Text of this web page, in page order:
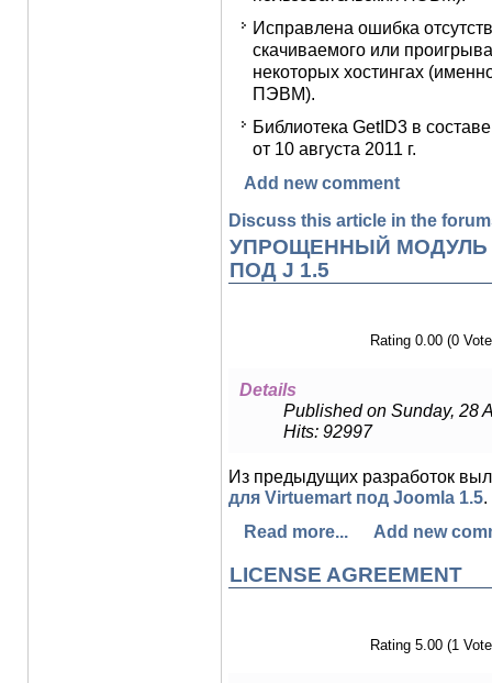
Исправлена ошибка
скачиваемого или
некоторых хостингах
ПЭВМ).
Библиотека GetID3 в
от 10 августа 2011 г.
Add new comment
Discuss this article in the
УПРОЩЕННЫЙ МОДУЛЬ
ПОД J 1.5
Rating 0.00 (0
Details
Published on Sunday, 28
Hits: 92997
Из предыдущих разработок
для Virtuemart под Joomla 1.5.
Read more...
Add new
LICENSE AGREEMENT
Rating 5.00 (1